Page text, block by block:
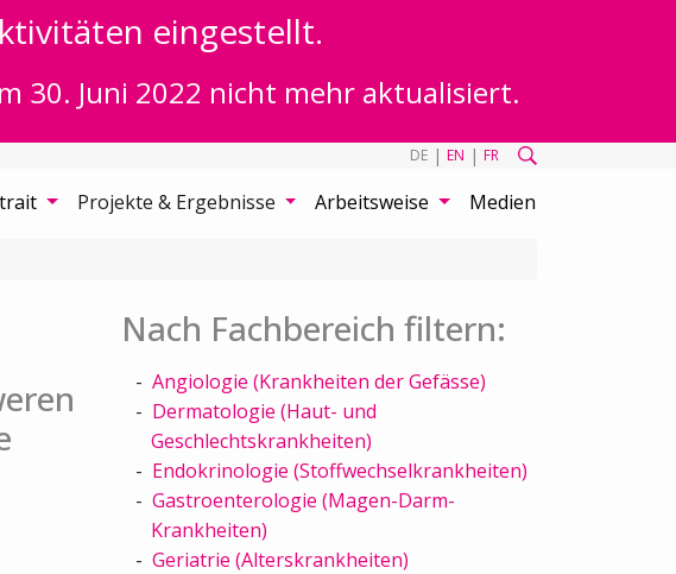
eingestellt.
30. Juni 2022 nicht mehr aktualisiert.
DE | EN | FR
Projekte & Ergebnisse Arbeitsweise Medien
Nach Fachbereich filtern:
Angiologie (Krankheiten der Gefässe)
Dermatologie (Haut- und
Geschlechtskrankheiten)
Endokrinologie (Stoffwechselkrankheiten)
Gastroenterologie (Magen-Darm-
Krankheiten)
Geriatrie (Alterskrankheiten)